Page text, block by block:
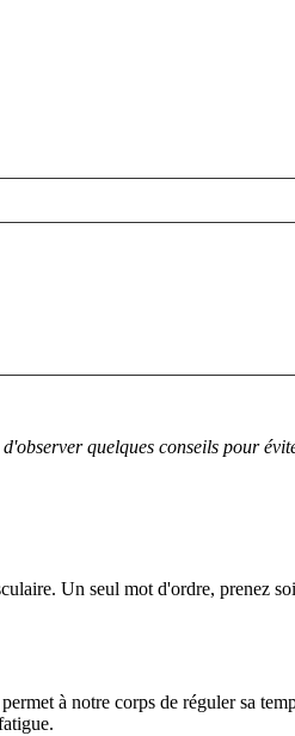
quelques conseils pour
Un seul mot d'ordre, prenez
à notre corps de réguler sa